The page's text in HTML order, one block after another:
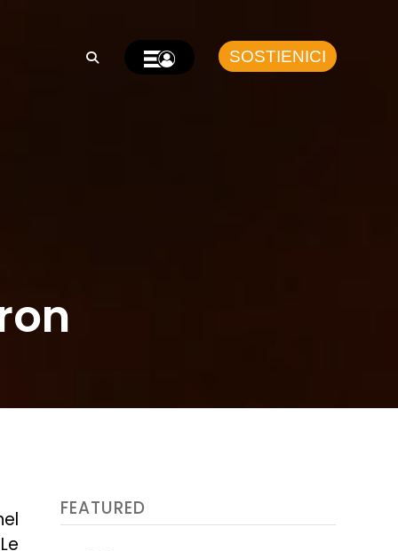
SOSTIENICI
FEATURED